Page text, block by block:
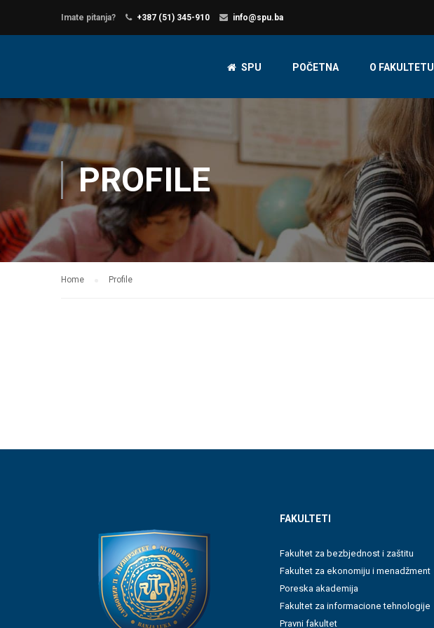
Imate pitanja? +387 (51) 345-910 info@spu.ba
SPU POČETNA O FAKULTETU
PROFILE
Home Profile
FAKULTETI
Fakultet za bezbjednost i zaštitu
Fakultet za ekonomiju i menadžment
Poreska akademija
Fakultet za informacione tehnologije
Pravni fakultet